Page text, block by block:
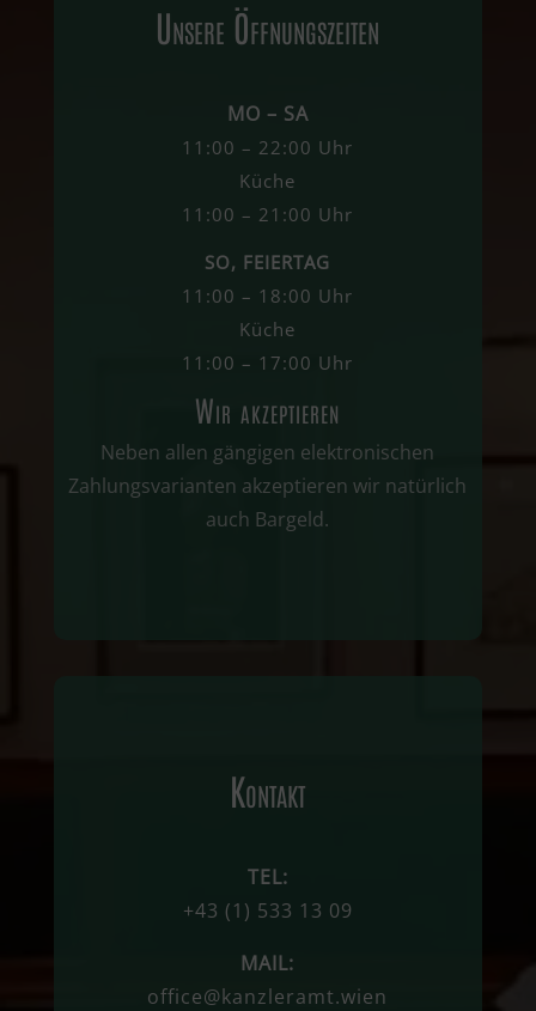
Unsere Öffnungszeiten
MO – SA
11:00 – 22:00 Uhr
Küche
11:00 – 21:00 Uhr
SO, FEIERTAG
11:00 – 18:00 Uhr
Küche
11:00 – 17:00 Uhr
Wir akzeptieren
Neben allen gängigen elektronischen
Zahlungsvarianten akzeptieren wir natürlich
auch Bargeld.
Kontakt
TEL:
+43 (1) 533 13 09
MAIL:
office@kanzleramt.wien